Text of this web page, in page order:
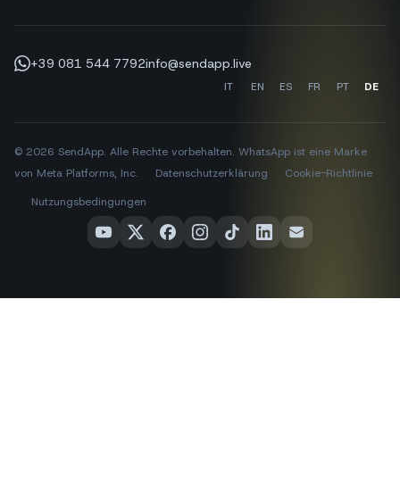
+39 081 544 7792info@sendapp.live
IT EN ES FR PT DE
© 2026 SendApp. Alle Rechte vorbehalten. WhatsApp ist eine Marke
von Meta Platforms, Inc.
· Datenschutzerklärung ·
Cookie-Richtlinie
·
Nutzungsbedingungen